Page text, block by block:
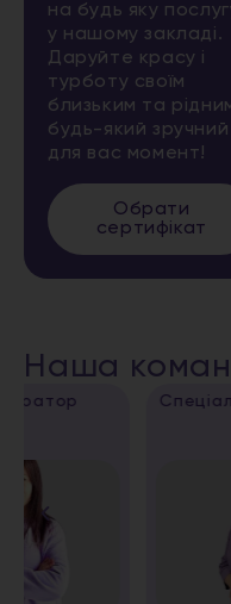
на будь яку
у нашому закладі.
Даруйте красу і
турботу своїм
близьким та
будь-який зручний
для вас момент!
Обрати
сертифікат
Наша
Спеціаліст з